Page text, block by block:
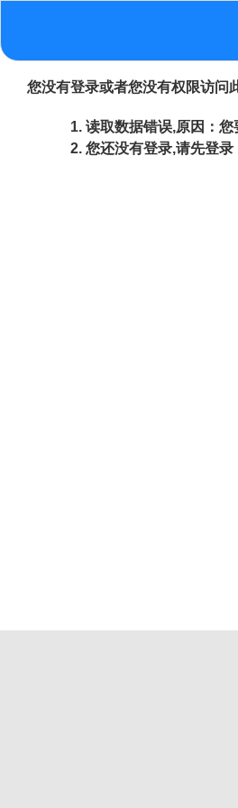
您没有登录或者您没有权限访问
读取数据错误,原因：
您还没有登录,请先登录